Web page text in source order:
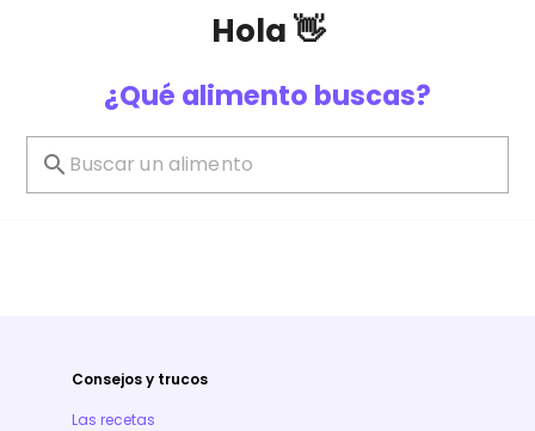
Hola 👋
¿Qué alimento buscas?
Consejos y trucos
Las recetas